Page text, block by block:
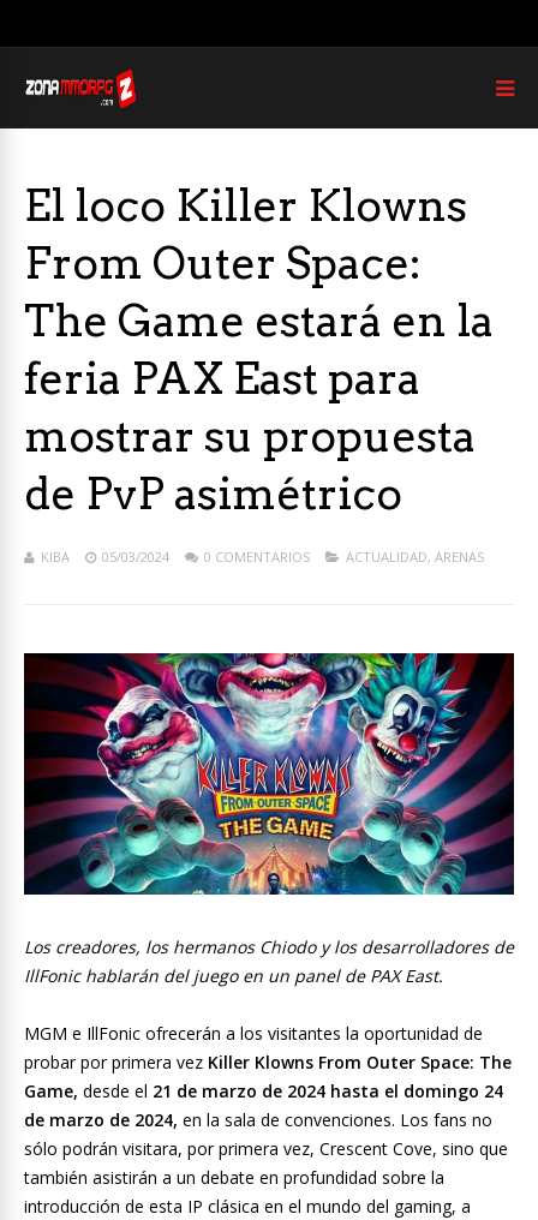
El loco Killer Klowns
From Outer Space:
The Game estará en la
feria PAX East para
mostrar su propuesta
de PvP asimétrico
KIBA 05/03/2024 0 COMENTARIOS ACTUALIDAD, ARENAS
Los creadores, los hermanos Chiodo y los desarrolladores de
IllFonic hablarán del juego en un panel de PAX East.
MGM e IllFonic ofrecerán a los visitantes la oportunidad de
probar por primera vez Killer Klowns From Outer Space: The
Game, desde el 21 de marzo de 2024 hasta el domingo 24
de marzo de 2024, en la sala de convenciones. Los fans no
sólo podrán visitara, por primera vez, Crescent Cove, sino que
también asistirán a un debate en profundidad sobre la
introducción de esta IP clásica en el mundo del gaming, a